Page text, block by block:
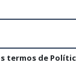
termos de